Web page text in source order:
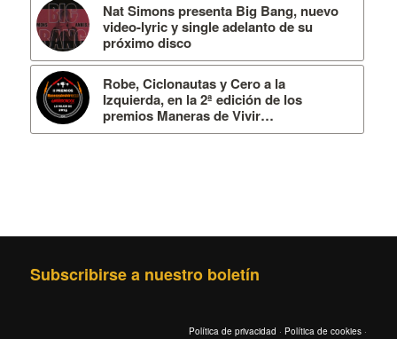
Nat Simons presenta Big Bang, nuevo
video-lyric y single adelanto de su
próximo disco
Robe, Ciclonautas y Cero a la
Izquierda, en la 2ª edición de los
premios Maneras de Vivir…
Subscribirse a nuestro boletín
Política de privacidad · Política de cookies ·